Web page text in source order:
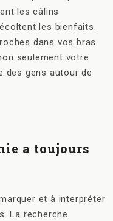
les câlins
les bienfaits.
dans vos bras
seulement votre
des gens autour de
a toujours
et à interpréter
La recherche